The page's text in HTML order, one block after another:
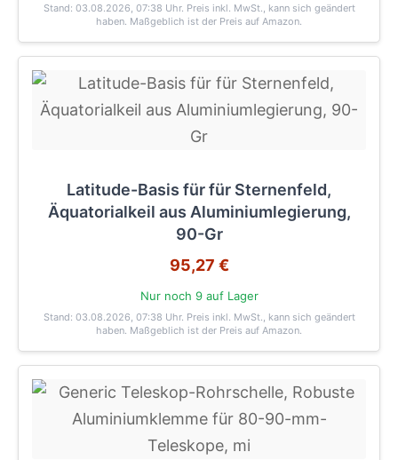
Stand: 03.08.2026, 07:38 Uhr. Preis inkl. MwSt., kann sich geändert
haben. Maßgeblich ist der Preis auf Amazon.
Latitude-Basis für für Sternenfeld,
Äquatorialkeil aus Aluminiumlegierung,
90-Gr
95,27 €
Nur noch 9 auf Lager
Stand: 03.08.2026, 07:38 Uhr. Preis inkl. MwSt., kann sich geändert
haben. Maßgeblich ist der Preis auf Amazon.